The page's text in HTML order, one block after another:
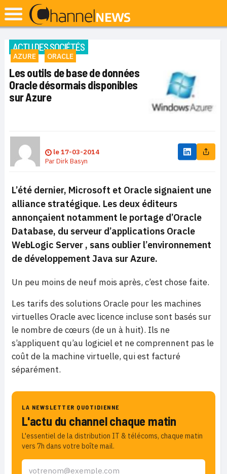
ACTU DES SOCIÉTÉS
AZURE ORACLE
Les outils de base de données
Oracle désormais disponibles
sur Azure
le17-03-2014
ParDirk Basyn
L’été dernier, Microsoft et Oracle signaient une
alliance stratégique. Les deux éditeurs
annonçaient notamment le portage d’Oracle
Database, du serveur d’applications Oracle
WebLogic Server , sans oublier l’environnement
de développement Java sur Azure.
Un peu moins de neuf mois après, c’est chose faite.
Les tarifs des solutions Oracle pour les machines
virtuelles Oracle avec licence incluse sont basés sur
le nombre de cœurs (de un à huit). Ils ne
s’appliquent qu’au logiciel et ne comprennent pas le
coût de la machine virtuelle, qui est facturé
séparément.
LA NEWSLETTER QUOTIDIENNE
L'actu du channel chaque matin
L'essentiel de la distribution IT & télécoms, chaque matin
vers 7h dans votre boîte mail.